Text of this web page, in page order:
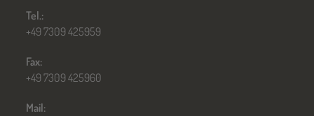
Tel.:
+49 7309 425959
Fax:
+49 7309 425960
Mail: